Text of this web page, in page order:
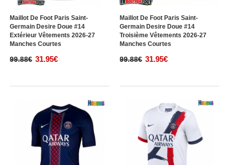
Maillot De Foot Paris Saint-
Germain Desire Doue #14
Extérieur Vêtements 2026-27
Manches Courtes
99.88€ 31.95€
Maillot De Foot Paris Saint-
Germain Desire Doue #14
Troisième Vêtements 2026-27
Manches Courtes
99.88€ 31.95€